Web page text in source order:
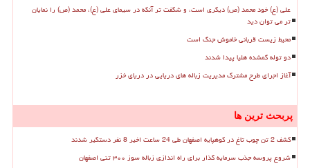
علی (ع) خود محمد (ص) دیگری است، و شگفت تر آنکه در سیمای علی (ع)، محمد (ص) را نمایان
تر می توان دید
محیط زیست قربانی خاموش جنگ است
دو توله گمشده هلیا پیدا شدند
آغاز اجرای طرح مشترک مدیریت زباله های دریایی در دریای خزر
پربحث ترین ها
کشف 2 تن چوب تاغ در کوهپایه اصفهان طی 24 ساعت اخیر 8 نفر دستگیر شدند
شروع پروسه جذب سرمایه گذار برای راه اندازی زباله سوز ۳۰۰ تنی اصفهان